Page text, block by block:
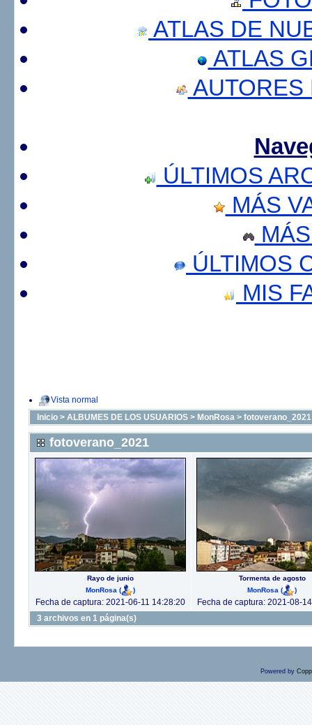
ATLAS DE
ATLAS
AUTORES
ÚLTIMOS
MÁS
ÚLTIMOS
MIS
Vista normal
Inicio > ALBUMES DE LOS USUARIOS > MonRosa > fotoverano_2021
fotoverano_2021
Rayo de junio
MonRosa ( )
Fecha de captura: 2021-06-11 14:28:20
Tormenta de agosto
MonRosa ( )
Fecha de captura: 2021-08-
3 archivos en 1 página(s)
Powered by